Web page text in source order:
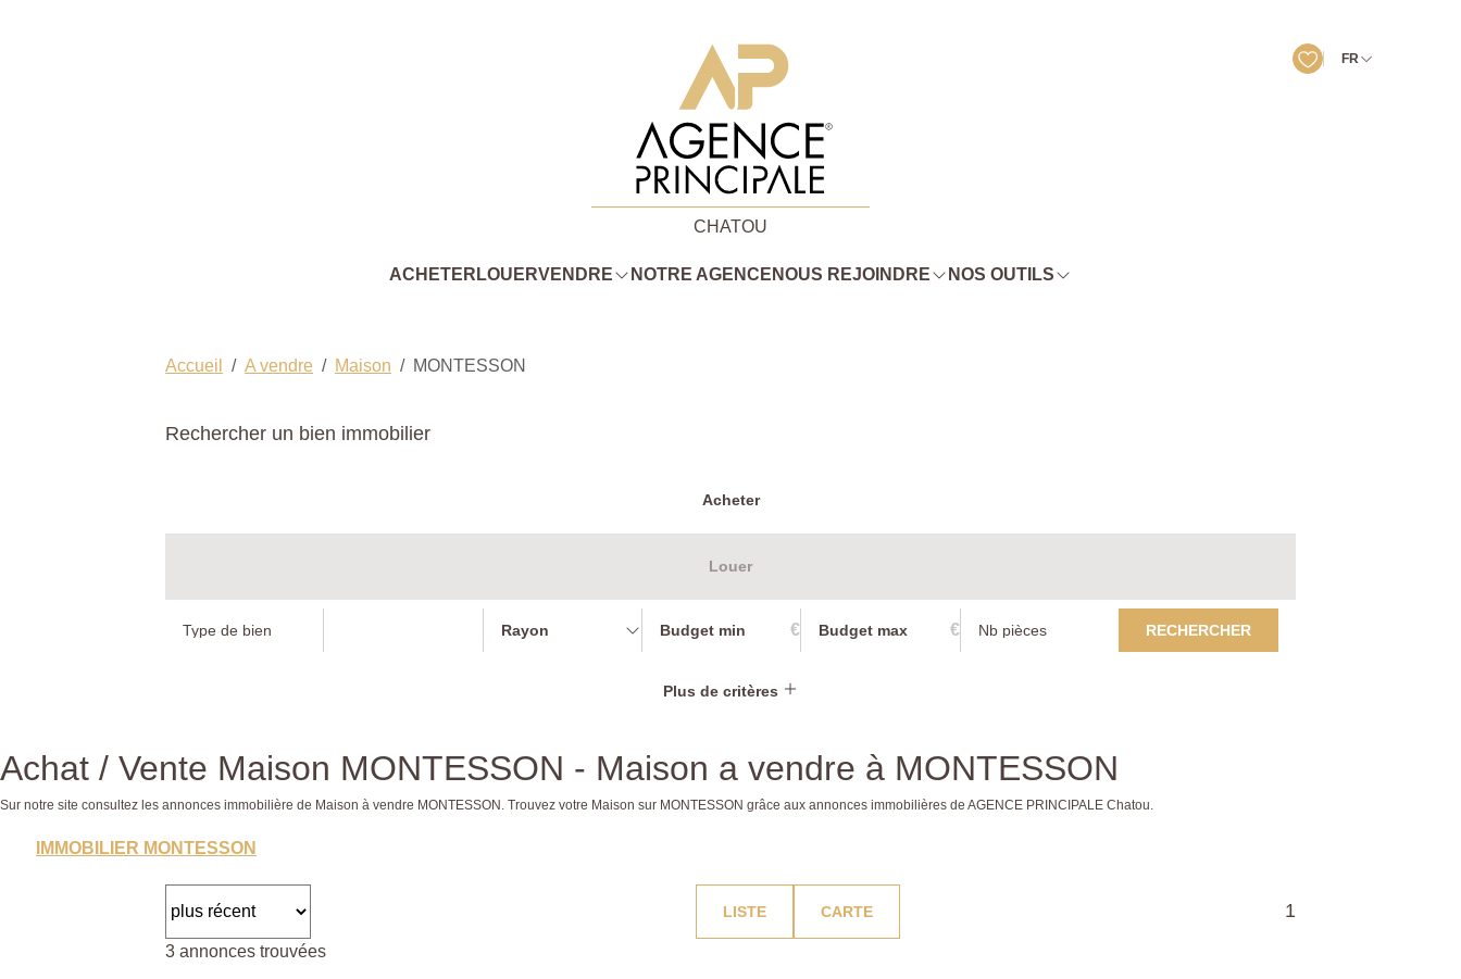
FR
CHATOU
ACHETER LOUERVENDRE NOTRE AGENCE NOUS REJOINDRE NOS OUTILS
Accueil A vendre Maison MONTESSON
Rechercher un bien immobilier
Acheter
Louer
Rayon € € RECHERCHER
Plus de critères
Achat / Vente Maison MONTESSON - Maison a vendre à MONTESSON
Sur notre site consultez les annonces immobilière de Maison à vendre MONTESSON. Trouvez votre Maison sur MONTESSON grâce aux annonces immobilières de AGENCE PRINCIPALE Chatou.
IMMOBILIER MONTESSON
LISTE CARTE 1
3 annonces trouvées